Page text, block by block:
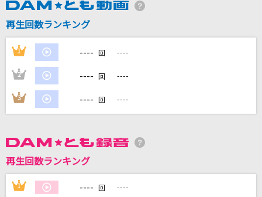
[生音]たばこ
コレサワ
DAMの新曲・ランキングなど
DAMに会員登録・ログインして
カラオケをもっと楽しもう！
再生回数ランキング
1 ---- 回 ----
2 ---- 回 ----
3 ---- 回 ----
再生回数ランキング
1 ---- 回 ----